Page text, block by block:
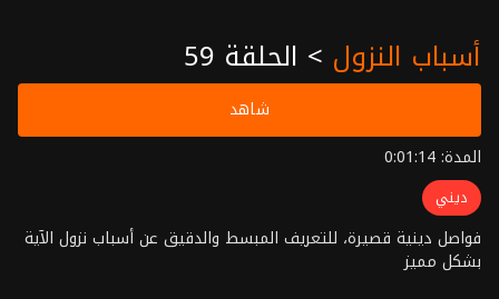
أسباب النزول > الحلقة 59
شاهد
المدة: 0:01:14
ديني
فواصل دينية قصيرة، للتعريف المبسط والدقيق عن أسباب نزول الآية
بشكل مميز